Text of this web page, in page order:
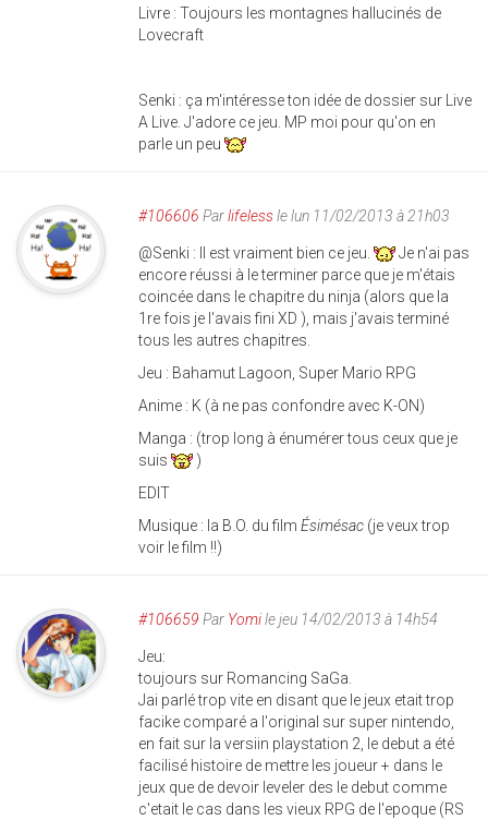
Livre : Toujours les montagnes hallucinés de
Lovecraft
Senki : ça m'intéresse ton idée de dossier sur Live
A Live. J'adore ce jeu. MP moi pour qu'on en
parle un peu
#106606 Parlifelessle lun 11/02/2013 à 21h03
@Senki : Il est vraiment bien ce jeu.
Je n'ai pas
encore réussi à le terminer parce que je m'étais
coincée dans le chapitre du ninja (alors que la
1re fois je l'avais fini XD ), mais j'avais terminé
tous les autres chapitres.
Jeu : Bahamut Lagoon, Super Mario RPG
Anime : K (à ne pas confondre avec K-ON)
Manga : (trop long à énumérer tous ceux que je
suis
)
EDIT
Musique : la B.O. du film Ésimésac (je veux trop
voir le film !!)
#106659 Par Yomile jeu 14/02/2013 à 14h54
Jeu:
toujours sur Romancing SaGa.
Jai parlé trop vite en disant que le jeux etait trop
facike comparé a l'original sur super nintendo,
en fait sur la versiin playstation 2, le debut a été
facilisé histoire de mettre les joueur + dans le
jeux que de devoir leveler des le debut comme
c'etait le cas dans les vieux RPG de l'epoque (RS